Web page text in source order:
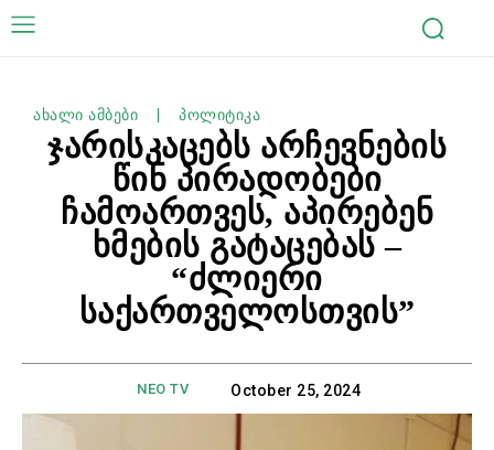
ახალი ამბები პოლიტიკა
ჯარისკაცებს არჩევნების
წინ პირადობები
ჩამოართვეს, აპირებენ
ხმების გატაცებას –
“ძლიერი
საქართველოსთვის”
NEO TV October 25, 2024